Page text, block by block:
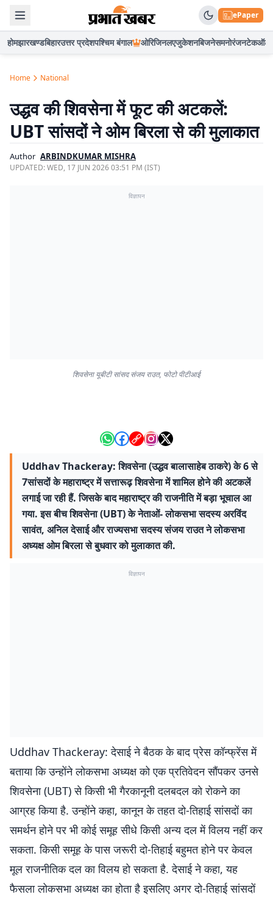
ePaper
होमझारखण्डबिहारउत्तर प्रदेशपश्चिम बंगाल ओरिजिनलएजुकेशनबिजनेसमनोरंजनटेकऑटो
Home National
उद्धव की शिवसेना में फूट की अटकलें:
UBT सांसदों ने ओम बिरला से की मुलाकात
Author ARBINDKUMAR MISHRA
UPDATED:WED, 17 JUN 2026 03:51 PM (IST)
विज्ञापन
शिवसेना यूबीटी सांसद संजय राउत, फोटो पीटीआई
Uddhav Thackeray: शिवसेना (उद्धव बालासाहेब ठाकरे) के 6 से
7सांसदों के महाराष्ट्र में सत्तारूढ़ शिवसेना में शामिल होने की अटकलें
लगाई जा रही हैं. जिसके बाद महाराष्ट्र की राजनीति में बड़ा भूचाल आ
गया. इस बीच शिवसेना (UBT) के नेताओं- लोकसभा सदस्य अरविंद
सावंत, अनिल देसाई और राज्यसभा सदस्य संजय राउत ने लोकसभा
अध्यक्ष ओम बिरला से बुधवार को मुलाकात की.
विज्ञापन
Uddhav Thackeray: देसाई ने बैठक के बाद प्रेस कॉन्फ्रेंस में
बताया कि उन्होंने लोकसभा अध्यक्ष को एक प्रतिवेदन सौंपकर उनसे
शिवसेना (UBT) से किसी भी गैरकानूनी दलबदल को रोकने का
आग्रह किया है. उन्होंने कहा, कानून के तहत दो-तिहाई सांसदों का
समर्थन होने पर भी कोई समूह सीधे किसी अन्य दल में विलय नहीं कर
सकता. किसी समूह के पास जरूरी दो-तिहाई बहुमत होने पर केवल
मूल राजनीतिक दल का विलय हो सकता है. देसाई ने कहा, यह
फैसला लोकसभा अध्यक्ष का होता है इसलिए अगर दो-तिहाई सांसदों